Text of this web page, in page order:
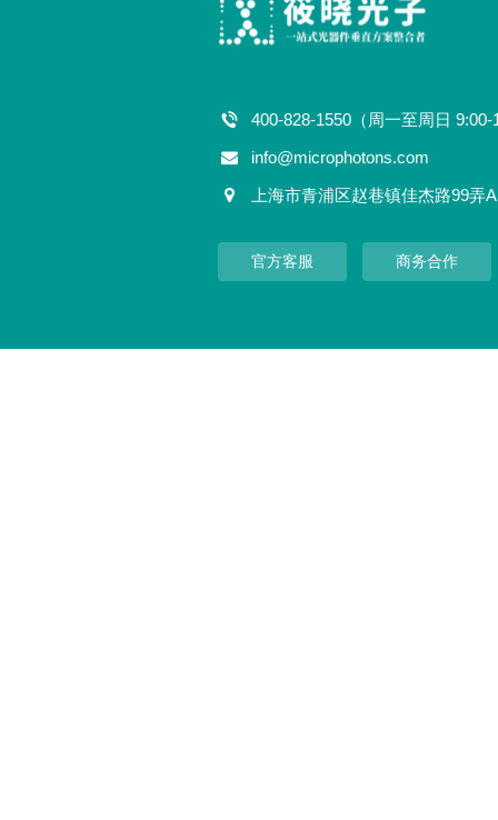
400-828-1550（周一至周日 9:00-
info@microphotons.com
上海市青浦区赵巷镇佳杰路99弄
官方客服 商务合作